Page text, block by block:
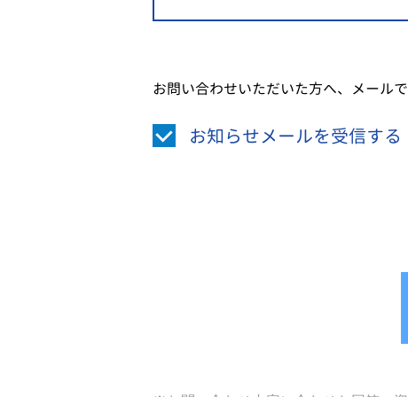
お問い合わせいただいた方へ、メール
お知らせメールを受信する